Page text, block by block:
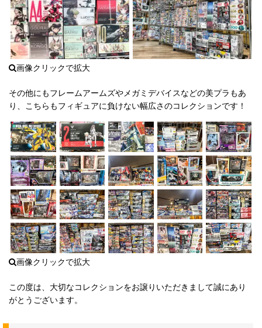
その他にもフレームアームズやメガミデバイスなどの美プラもあ
り、こちらもフィギュアに負けない幅広さのコレクションです！
この度は、大切なコレクションをお譲りいただきまして誠にあり
がとうございます。